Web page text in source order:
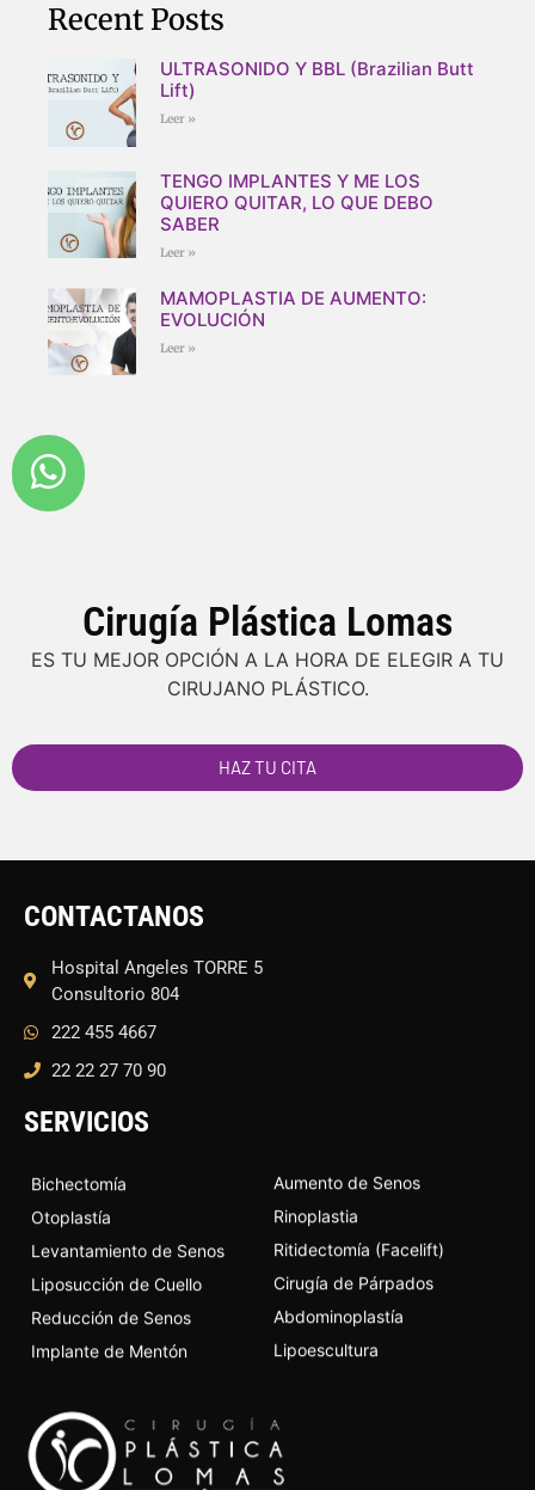
Recent Posts
ULTRASONIDO Y BBL (Brazilian Butt
Lift)
Leer »
TENGO IMPLANTES Y ME LOS
QUIERO QUITAR, LO QUE DEBO
SABER
Leer »
MAMOPLASTIA DE AUMENTO:
EVOLUCIÓN
Leer »
Cirugía Plástica Lomas
ES TU MEJOR OPCIÓN A LA HORA DE ELEGIR A TU
CIRUJANO PLÁSTICO.
HAZ TU CITA
CONTACTANOS
Hospital Angeles TORRE 5
Consultorio 804
222 455 4667
22 22 27 70 90
SERVICIOS
Aumento de Senos
Rinoplastia
Ritidectomía (Facelift)
Cirugía de Párpados
Abdominoplastía
Lipoescultura
Bichectomía
Otoplastía
Levantamiento de Senos
Liposucción de Cuello
Reducción de Senos
Implante de Mentón